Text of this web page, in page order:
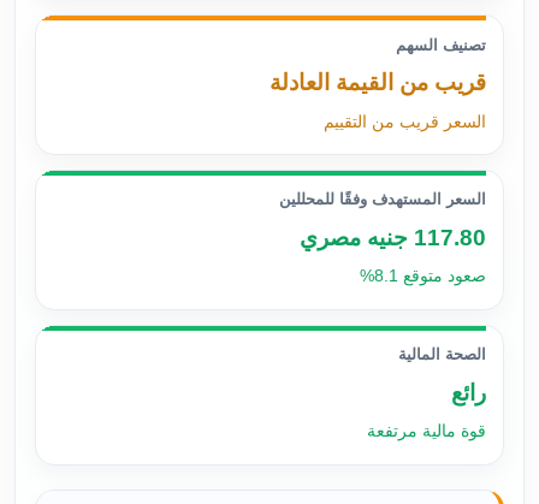
تصنيف السهم
قريب من القيمة العادلة
السعر قريب من التقييم
السعر المستهدف وفقًا للمحللين
117.80 جنيه مصري
صعود متوقع 8.1%
الصحة المالية
رائع
قوة مالية مرتفعة